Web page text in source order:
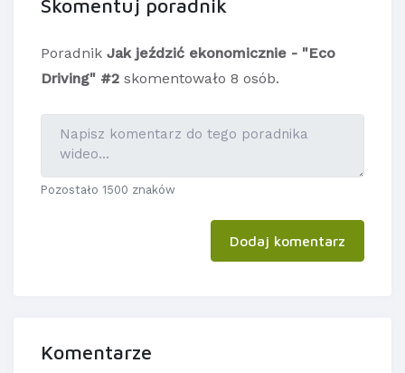
Skomentuj poradnik
Poradnik Jak jeździć ekonomicznie - "Eco
Driving" #2 skomentowało 8 osób.
Pozostało 1500 znaków
Dodaj komentarz
Komentarze